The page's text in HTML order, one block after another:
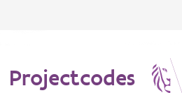
Projectcodes